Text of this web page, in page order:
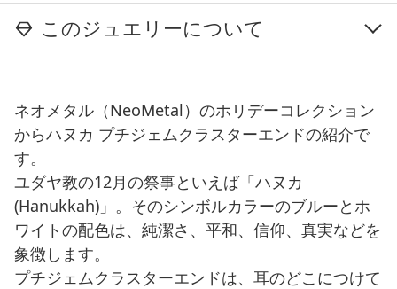
このジュエリーについて
ネオメタル（NeoMetal）のホリデーコレクション
からハヌカ プチジェムクラスターエンドの紹介で
す。
ユダヤ教の12月の祭事といえば「ハヌカ
(Hanukkah)」。そのシンボルカラーのブルーとホ
ワイトの配色は、純潔さ、平和、信仰、真実などを
象徴します。
プチジェムクラスターエンドは、耳のどこにつけて